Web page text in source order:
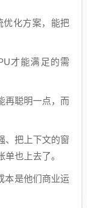
优化方案，能把
才能满足的需
再聪明一点，而
、把上下文的窗
也上去了。
本是他们商业运